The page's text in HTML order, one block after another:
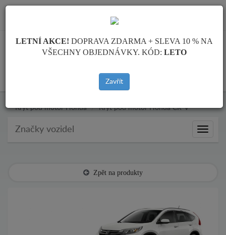
info@krytpodmotor.com
Kryt pod motor Honda Kryt pod motor Honda CR-V
Značky
Značky vozidel
Zpět na produkty
LETNÍ AKCE! DOPRAVA ZDARMA + SLEVA 10 % NA
VŠECHNY OBJEDNÁVKY. KÓD: LETO
Zavřít